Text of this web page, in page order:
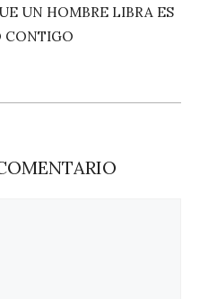
UN HOMBRE LIBRA ES
CONTIGO